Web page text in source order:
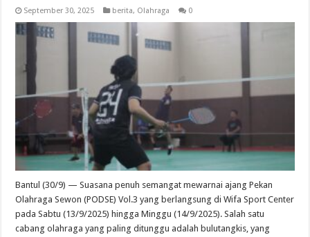
September 30, 2025 berita, Olahraga 0
Bantul (30/9) — Suasana penuh semangat mewarnai ajang Pekan
Olahraga Sewon (PODSE) Vol.3 yang berlangsung di Wifa Sport Center
pada Sabtu (13/9/2025) hingga Minggu (14/9/2025). Salah satu
cabang olahraga yang paling ditunggu adalah bulutangkis, yang